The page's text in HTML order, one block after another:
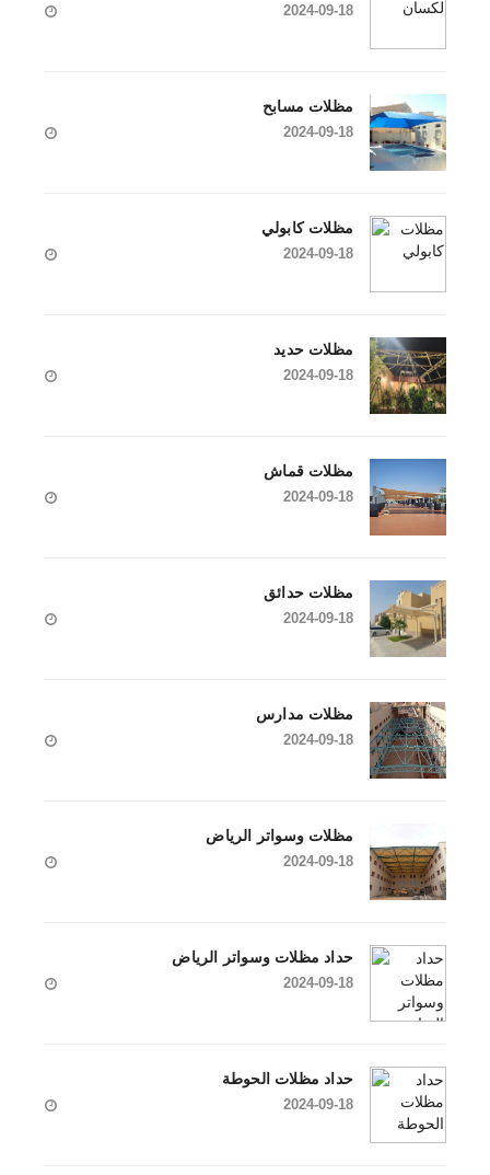
2024-09-18
مظلات مسابح
2024-09-18
مظلات كابولي
2024-09-18
مظلات حديد
2024-09-18
مظلات قماش
2024-09-18
مظلات حدائق
2024-09-18
مظلات مدارس
2024-09-18
مظلات وسواتر الرياض
2024-09-18
حداد مظلات وسواتر الرياض
2024-09-18
حداد مظلات الحوطة
2024-09-18